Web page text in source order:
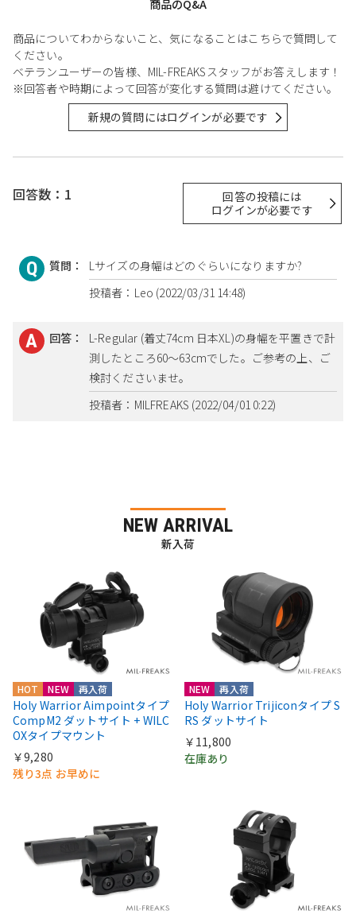
商品のQ&A
商品についてわからないこと、気になることはこちらで質問して
ください。
ベテランユーザーの皆様、MIL-FREAKSスタッフがお答えします！
※回答者や時期によって回答が変化する質問は避けてください。
新規の質問にはログインが必要です
回答数：1
回答の投稿には
ログインが必要です
質問：
Lサイズの身幅はどのぐらいになりますか?
投稿者：Leo (2022/03/31 14:48)
回答：
L-Regular (着丈74cm 日本XL)の身幅を平置きで計
測したところ60～63cmでした。ご参考の上、ご
検討くださいませ。
投稿者：MILFREAKS (2022/04/01 0:22)
NEW ARRIVAL
新入荷
HOT NEW 再入荷
Holy Warrior Aimpointタイプ
CompM2 ダットサイト + WILC
OXタイプマウント
￥9,280
残り3点 お早めに
NEW 再入荷
Holy Warrior Trijiconタイプ S
RS ダットサイト
￥11,800
在庫あり